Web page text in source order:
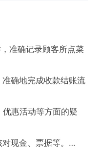
准确记录顾客所点菜
确地完成收款结账流
惠活动等方面的疑
现金、票据等。